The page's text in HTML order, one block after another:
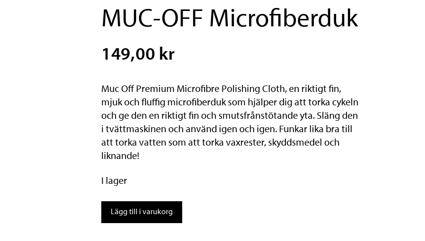
MUC-OFF Microfiberduk
149,00 kr
Muc Off Premium Microfibre Polishing Cloth, en riktigt fin,
mjuk och fluffig microfiberduk som hjälper dig att torka cykeln
och ge den en riktigt fin och smutsfrånstötande yta. Släng den
i tvättmaskinen och använd igen och igen. Funkar lika bra till
att torka vatten som att torka vaxrester, skyddsmedel och
liknande!
I lager
MUC-
OFF
Lägg till i varukorg